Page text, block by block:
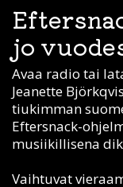
jo
Avaa radio tai
Jeanette
tiukimman
Eftersnack-
musiikillisena
Vaihtuvat